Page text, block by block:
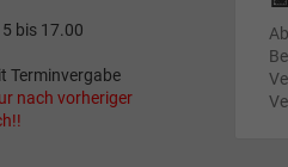
bis 17.00
Terminvergabe
nach vorheriger